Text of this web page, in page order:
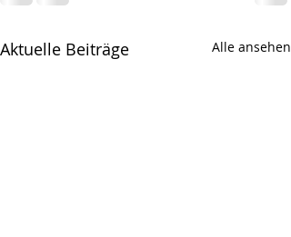
Aktuelle Beiträge Alle ansehen